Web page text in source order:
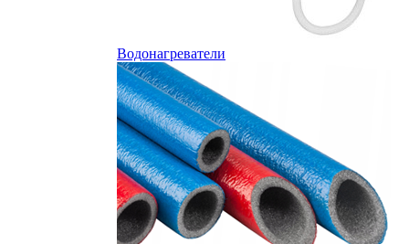
Водонагреватели